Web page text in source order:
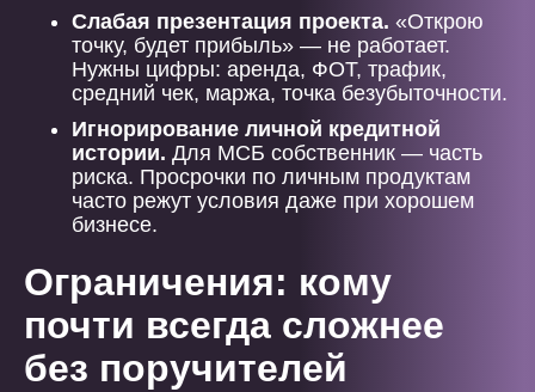
Слабая презентация проекта. «Открою
точку, будет прибыль» — не работает.
Нужны цифры: аренда, ФОТ, трафик,
средний чек, маржа, точка безубыточности.
Игнорирование личной кредитной
истории. Для МСБ собственник — часть
риска. Просрочки по личным продуктам
часто режут условия даже при хорошем
бизнесе.
Ограничения: кому
почти всегда сложнее
без поручителей